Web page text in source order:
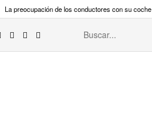
La preocupación de los conductores con su coche